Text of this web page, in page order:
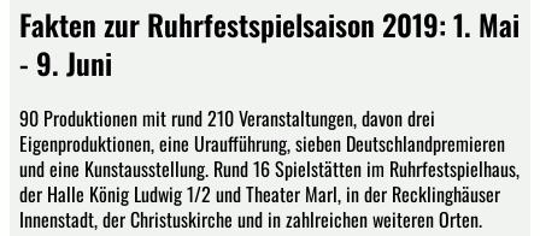
Fakten zur Ruhrfestspielsaison 2019: 1. Mai
- 9. Juni
90 Produktionen mit rund 210 Veranstaltungen, davon drei
Eigenproduktionen, eine Uraufführung, sieben Deutschlandpremieren
und eine Kunstausstellung. Rund 16 Spielstätten im Ruhrfestspielhaus,
der Halle König Ludwig 1/2 und Theater Marl, in der Recklinghäuser
Innenstadt, der Christuskirche und in zahlreichen weiteren Orten.